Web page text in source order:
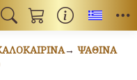
ΨΆΘΙΝΑ